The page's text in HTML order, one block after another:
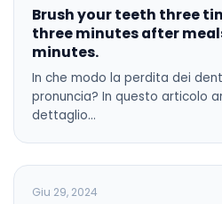
Brush your teeth three
three minutes after
minutes.
In che modo la perdita dei
pronuncia? In questo articolo
dettaglio…
BLOG
Giu 29, 2024